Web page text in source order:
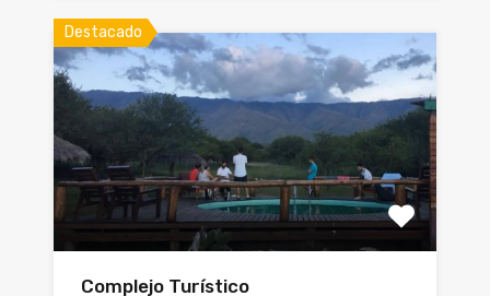
Destacado
Complejo Turístico